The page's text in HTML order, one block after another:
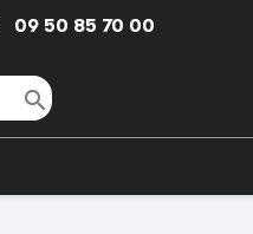
09 50 85 70 00
